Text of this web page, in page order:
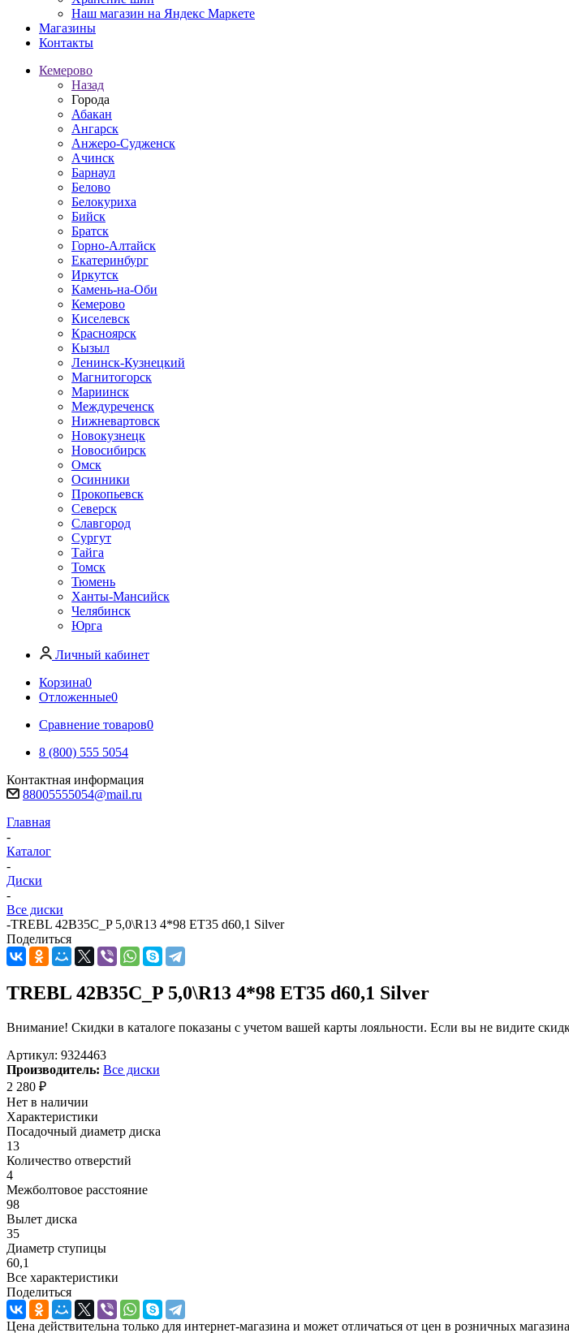
Наш магазин на Яндекс Маркете
Магазины
Контакты
Кемерово
Назад
Города
Абакан
Ангарск
Анжеро-Судженск
Ачинск
Барнаул
Белово
Белокуриха
Бийск
Братск
Горно-Алтайск
Екатеринбург
Иркутск
Камень-на-Оби
Кемерово
Киселевск
Красноярск
Кызыл
Ленинск-Кузнецкий
Магнитогорск
Мариинск
Междуреченск
Нижневартовск
Новокузнецк
Новосибирск
Омск
Осинники
Прокопьевск
Северск
Славгород
Сургут
Тайга
Томск
Тюмень
Ханты-Мансийск
Челябинск
Юрга
Личный кабинет
Корзина0
Отложенные0
Сравнение товаров0
8 (800) 555 5054
Контактная информация
88005555054@mail.ru
Главная
-
Каталог
-
Диски
-
Все диски
-TREBL 42B35C_P 5,0\R13 4*98 ET35 d60,1 Silver
Поделиться
TREBL 42B35C_P 5,0\R13 4*98 ET35 d60,1 Silver
Внимание! Скидки в каталоге показаны с учетом вашей карты лояльности. Если вы не видите
Артикул: 9324463
Производитель: Все диски
2 280 ₽
Нет в наличии
Характеристики
Посадочный диаметр диска
13
Количество отверстий
4
Межболтовое расстояние
98
Вылет диска
35
Диаметр ступицы
60,1
Все характеристики
Поделиться
Цена действительна только для интернет-магазина и может отличаться от цен в розничных